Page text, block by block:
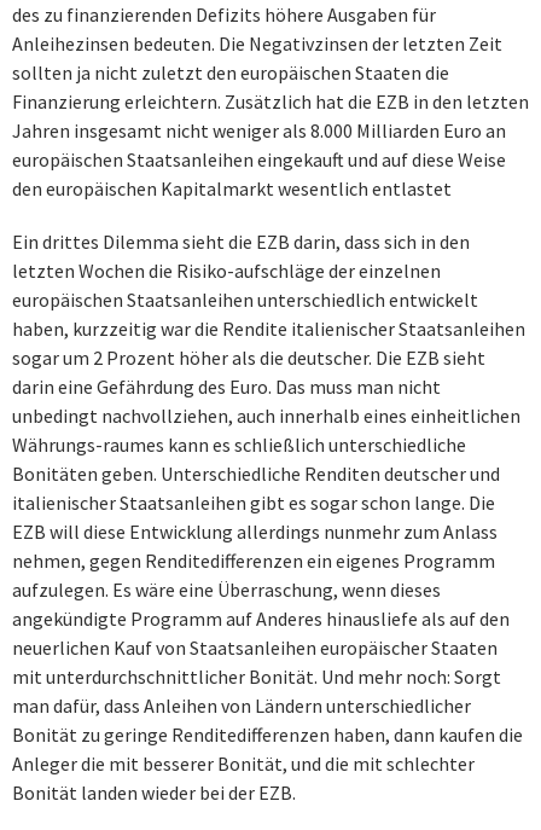
des zu finanzierenden Defizits höhere Ausgaben für
Anleihezinsen bedeuten. Die Negativzinsen der letzten Zeit
sollten ja nicht zuletzt den europäischen Staaten die
Finanzierung erleichtern. Zusätzlich hat die EZB in den letzten
Jahren insgesamt nicht weniger als 8.000 Milliarden Euro an
europäischen Staatsanleihen eingekauft und auf diese Weise
den europäischen Kapitalmarkt wesentlich entlastet
Ein drittes Dilemma sieht die EZB darin, dass sich in den
letzten Wochen die Risiko-aufschläge der einzelnen
europäischen Staatsanleihen unterschiedlich entwickelt
haben, kurzzeitig war die Rendite italienischer Staatsanleihen
sogar um 2 Prozent höher als die deutscher. Die EZB sieht
darin eine Gefährdung des Euro. Das muss man nicht
unbedingt nachvollziehen, auch innerhalb eines einheitlichen
Währungs-raumes kann es schließlich unterschiedliche
Bonitäten geben. Unterschiedliche Renditen deutscher und
italienischer Staatsanleihen gibt es sogar schon lange. Die
EZB will diese Entwicklung allerdings nunmehr zum Anlass
nehmen, gegen Renditedifferenzen ein eigenes Programm
aufzulegen. Es wäre eine Überraschung, wenn dieses
angekündigte Programm auf Anderes hinausliefe als auf den
neuerlichen Kauf von Staatsanleihen europäischer Staaten
mit unterdurchschnittlicher Bonität. Und mehr noch: Sorgt
man dafür, dass Anleihen von Ländern unterschiedlicher
Bonität zu geringe Renditedifferenzen haben, dann kaufen die
Anleger die mit besserer Bonität, und die mit schlechter
Bonität landen wieder bei der EZB.